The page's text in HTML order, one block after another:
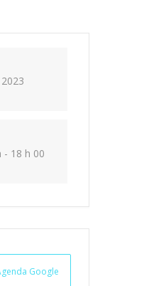
- 18 h 00
Google